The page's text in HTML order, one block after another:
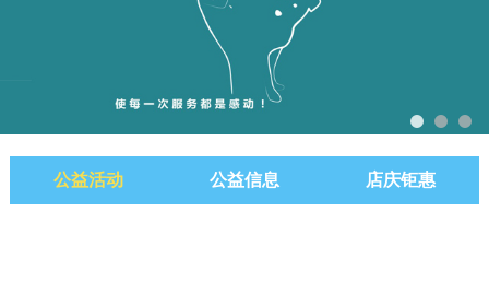
公益活动 公益信息 店庆钜惠